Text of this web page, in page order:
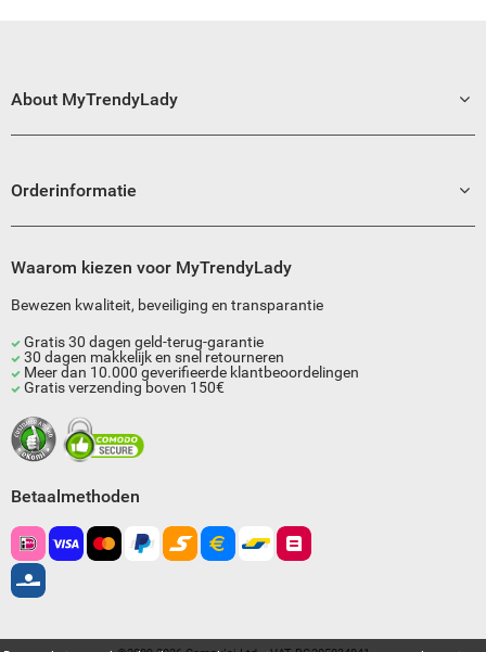
About MyTrendyLady
Orderinformatie
Waarom kiezen voor MyTrendyLady
Bewezen kwaliteit, beveiliging en transparantie
Gratis 30 dagen geld-terug-garantie
30 dagen makkelijk en snel retourneren
Meer dan 10.000 geverifieerde klantbeoordelingen
Gratis verzending boven 150€
Betaalmethoden